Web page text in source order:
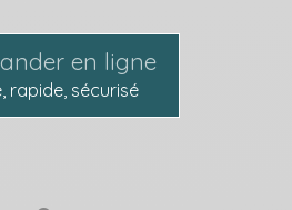
en ligne
rapide, sécurisé